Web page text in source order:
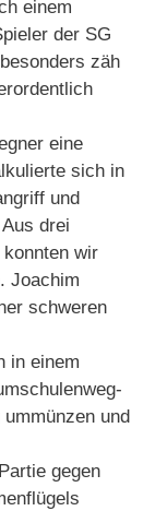
einem
der SG
zäh
eine
sich in
und
drei
konnten wir
Joachim
schweren
in einem
und
gegen